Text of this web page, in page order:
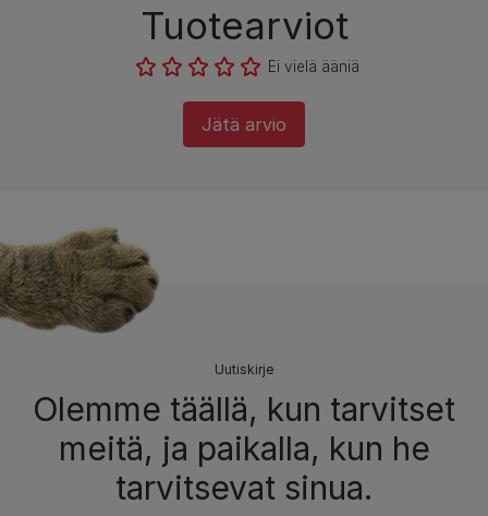
Tuotearviot
Ei vielä ääniä
Jätä arvio
Uutiskirje
Olemme täällä, kun tarvitset
meitä, ja paikalla, kun he
tarvitsevat sinua.